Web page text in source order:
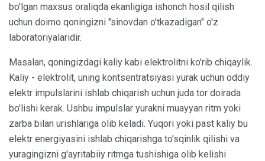
bo'lgan maxsus oraliqda ekanligiga ishonch hosil qilish
uchun doimo qoningizni "sinovdan o'tkazadigan" o'z
laboratoriyalaridir.
Masalan, qoningizdagi kaliy kabi elektrolitni ko'rib chiqaylik.
Kaliy - elektrolit, uning kontsentratsiyasi yurak uchun oddiy
elektr impulslarini ishlab chiqarish uchun juda tor doirada
bo'lishi kerak. Ushbu impulslar yurakni muayyan ritm yoki
zarba bilan urishlariga olib keladi. Yuqori yoki past kaliy bu
elektr energiyasini ishlab chiqarishga to'sqinlik qilishi va
yuragingizni g'ayritabiiy ritmga tushishiga olib kelishi